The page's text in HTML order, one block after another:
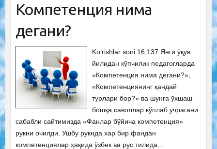
Компетенция нима
дегани?
Ko‘rishlar soni 16,137 Янги ўқув
йилидан кўпчилик педагогларда
«Компетенция нима дегани?»,
«Компетенциянинг қандай
турлари бор?» ва шунга ўхшаш
бошқа саволлар кўплаб учрагани
сабабли сайтимизда «Фанлар бўйича компетенция»
рукни очилди. Ушбу рукнда хар бир фандан
компетенциялар ҳақида ўзбек ва рус тилида…